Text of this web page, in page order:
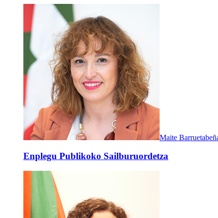
Maite
Enplegu Publikoko Sailburuordetza